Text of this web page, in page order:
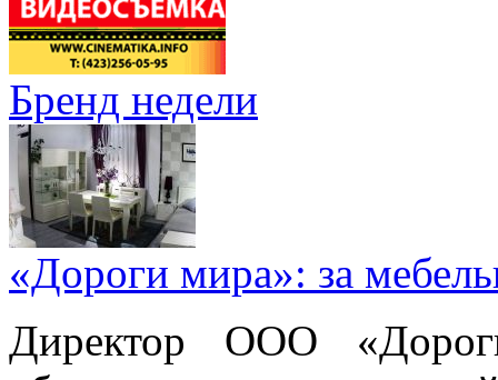
Бренд недели
«Дороги мира»: за
Директор ООО